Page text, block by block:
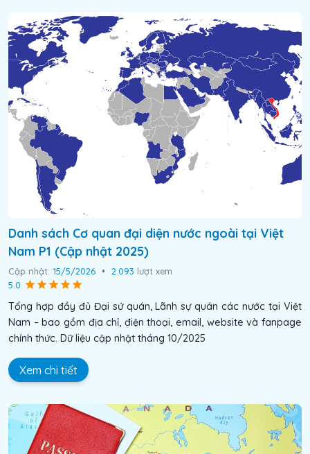
Danh sách Cơ quan đại diện nước ngoài tại Việt
Nam P1 (Cập nhật 2025)
Cập nhật: 15/5/2026 • 2.093 lượt xem
5.0
Tổng hợp đầy đủ Đại sứ quán, Lãnh sự quán các nước tại Việt
Nam – bao gồm địa chỉ, điện thoại, email, website và fanpage
chính thức. Dữ liệu cập nhật tháng 10/2025
Xem chi tiết